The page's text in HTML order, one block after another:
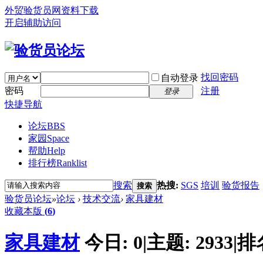
外贸验货员网 资料下载
开启辅助访问
自动登录 找回密码
密码
登录
注册
快捷导航
论坛BBS
家园 Space
帮助Help
排行榜Ranklist
搜索 搜索 热搜: SGS 培训 验货报告
验货员论坛»论坛 › 技术交流› 家具建材
收藏本版 (6)
家具建材 今日: 0|主题: 2933|排